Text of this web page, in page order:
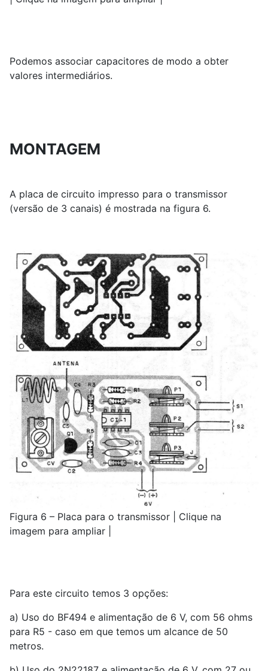
Podemos associar capacitores de modo a obter
valores intermediários.
MONTAGEM
A placa de circuito impresso para o transmissor
(versão de 3 canais) é mostrada na figura 6.
Figura 6 – Placa para o transmissor | Clique na
imagem para ampliar |
Para este circuito temos 3 opções:
a) Uso do BF494 e alimentação de 6 V, com 56 ohms
para R5 - caso em que temos um alcance de 50
metros.